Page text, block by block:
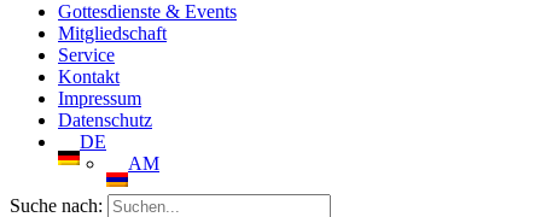
Gottesdienste & Events
Mitgliedschaft
Service
Kontakt
Impressum
Datenschutz
DE
AM
Suche nach: